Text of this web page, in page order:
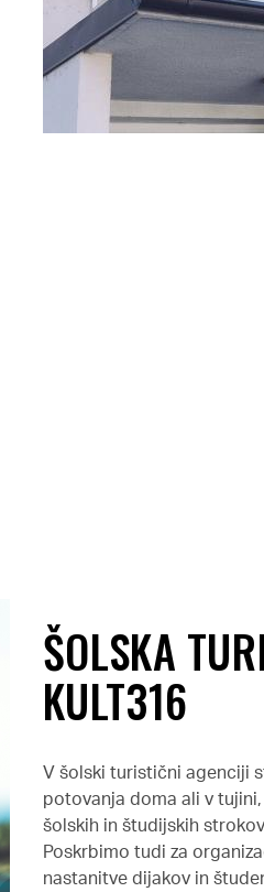
ŠOLSKA
KULT316
V šolski turistični agenciji
potovanja doma ali v
šolskih in študijskih
Poskrbimo tudi za
nastanitve dijakov in